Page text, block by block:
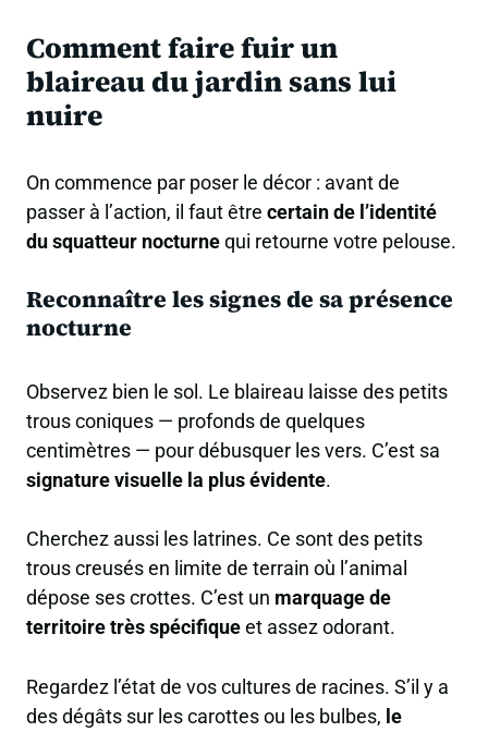
Comment faire fuir un
blaireau du jardin sans lui
nuire
On commence par poser le décor : avant de
passer à l’action, il faut être certain de l’identité
du squatteur nocturnequi retourne votre pelouse.
Reconnaître les signes de sa présence
nocturne
Observez bien le sol. Le blaireau laisse des petits
trous coniques — profonds de quelques
centimètres — pour débusquer les vers. C’est sa
signature visuelle la plus évidente.
Cherchez aussi les latrines. Ce sont des petits
trous creusés en limite de terrain où l’animal
dépose ses crottes. C’est un marquage de
territoire très spécifiqueet assez odorant.
Regardez l’état de vos cultures de racines. S’il y a
des dégâts sur les carottes ou les bulbes, le